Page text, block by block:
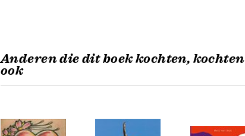
Anderen die dit boek kochten, kochten
ook